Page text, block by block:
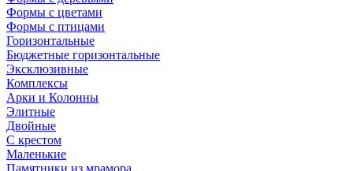
Формы с цветами
Формы с птицами
Горизонтальные
Бюджетные горизонтальные
Эксклюзивные
Комплексы
Арки и Колонны
Элитные
Двойные
С крестом
Маленькие
Памятники из мрамора